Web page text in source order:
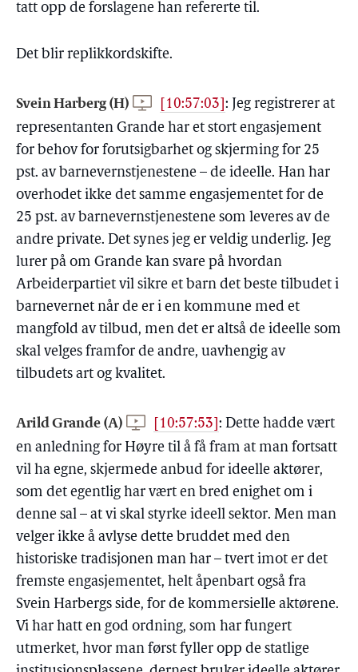
tatt opp de forslagene han refererte til.
Det blir replikkordskifte.
Svein Harberg (H) [10:57:03] : Jeg registrerer at
representanten Grande har et stort engasjement
for behov for forutsigbarhet og skjerming for 25
pst. av barnevernstjenestene – de ideelle. Han har
overhodet ikke det samme engasjementet for de
25 pst. av barnevernstjenestene som leveres av de
andre private. Det synes jeg er veldig underlig. Jeg
lurer på om Grande kan svare på hvordan
Arbeiderpartiet vil sikre et barn det beste tilbudet i
barnevernet når de er i en kommune med et
mangfold av tilbud, men det er altså de ideelle som
skal velges framfor de andre, uavhengig av
tilbudets art og kvalitet.
Arild Grande (A) [10:57:53] : Dette hadde vært
en anledning for Høyre til å få fram at man fortsatt
vil ha egne, skjermede anbud for ideelle aktører,
som det egentlig har vært en bred enighet om i
denne sal – at vi skal styrke ideell sektor. Men man
velger ikke å avlyse dette bruddet med den
historiske tradisjonen man har – tvert imot er det
fremste engasjementet, helt åpenbart også fra
Svein Harbergs side, for de kommersielle aktørene.
Vi har hatt en god ordning, som har fungert
utmerket, hvor man først fyller opp de statlige